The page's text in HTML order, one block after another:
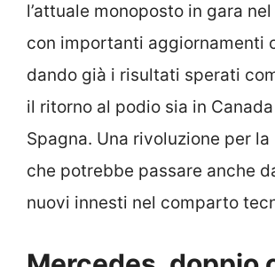
l’attuale monoposto in gara
con importanti aggiornamenti
dando già i risultati sperati
il ritorno al podio sia in
Spagna. Una rivoluzione per
che potrebbe passare anche
nuovi innesti nel comparto